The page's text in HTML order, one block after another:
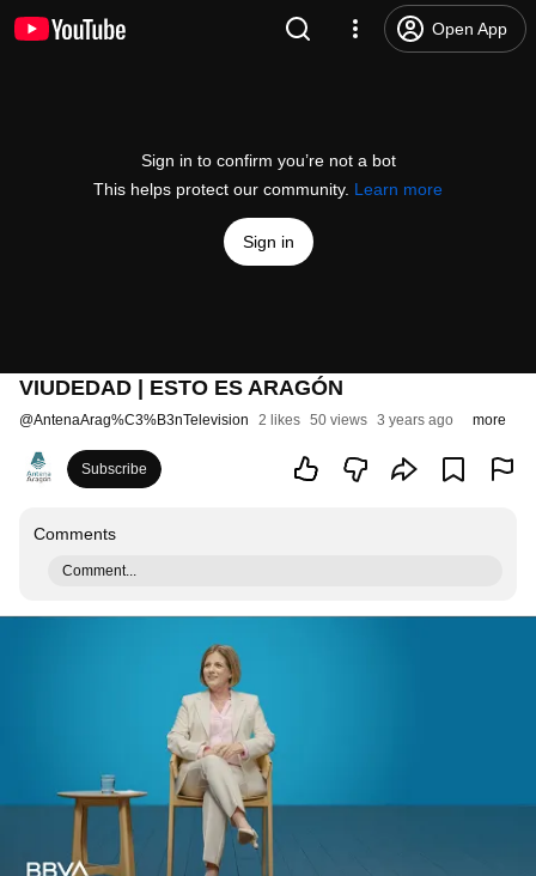
Open App
Sign in to confirm you’re not a bot
This helps protect our community. Learn more
Sign in
VIUDEDAD | ESTO ES ARAGÓN
@AntenaArag%C3%B3nTelevision 2 likes 50 views 3 years ago more
Subscribe
Comments
Comment...